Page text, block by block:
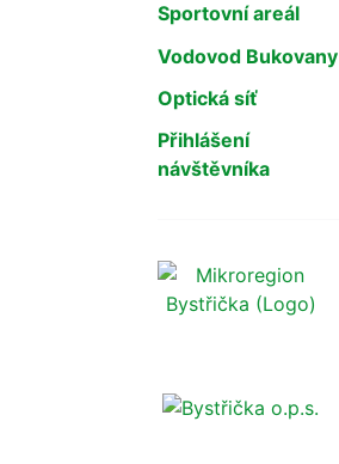
Sportovní areál
Vodovod Bukovany
Optická síť
Přihlášení
návštěvníka